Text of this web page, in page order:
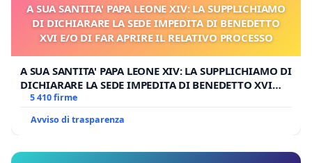
A SUA SANTITA' PAPA LEONE XIV: LA SUPPLICHIAMO
DI DICHIARARE LA SEDE IMPEDITA DI BENEDETTO
XVI E/O DI FAR APRIRE IL RELATIVO PROCESSO
A SUA SANTITA' PAPA LEONE XIV: LA SUPPLICHIAMO DI
DICHIARARE LA SEDE IMPEDITA DI BENEDETTO XVI
E/O DI FAR APRIRE IL RELATIVO PROCESSO
5 410 firme
Avviso di trasparenza